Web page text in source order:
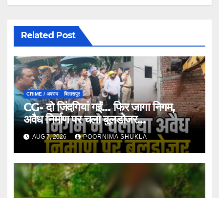
Related Post
CRIME / अपराध बिलासपुर
CG- दो जिंदगियां गईं… फिर जागा निगम,
अवैध निर्माण पर चला बुलडोजर…
AUG 7, 2026 POORNIMA SHUKLA